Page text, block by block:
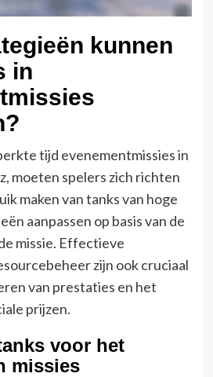
kunnen
in
tijd evenementmissies in
moeten spelers zich richten
maken van tanks van hoge
aanpassen op basis van de
missie. Effectieve
zijn ook cruciaal
van prestaties en het
prijzen.
voor het
missies